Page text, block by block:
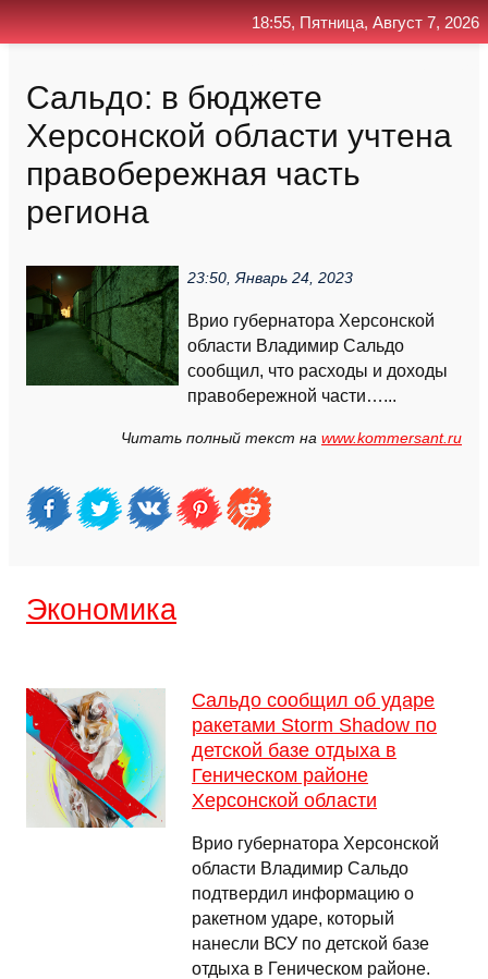
Сальдо: в бюджете
Херсонской области учтена
правобережная часть
региона
23:50, Январь 24, 2023
Врио губернатора Херсонской
области Владимир Сальдо
сообщил, что расходы и доходы
правобережной части…...
Читать полный текст на www.kommersant.ru
Экономика
Сальдо сообщил об ударе
ракетами Storm Shadow по
детской базе отдыха в
Геническом районе
Херсонской области
Врио губернатора Херсонской
области Владимир Сальдо
подтвердил информацию о
ракетном ударе, который
нанесли ВСУ по детской базе
отдыха в Геническом районе.
18:55, Пятница, Август 7, 2026